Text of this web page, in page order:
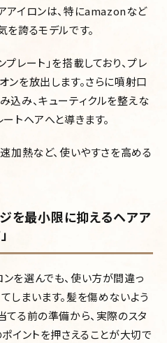
アイロンは、特にamazonなど
を誇るモデルです。
レート」を搭載しており、プレ
ンを放出します。さらに噴射口
込み、キューティクルを整えな
トヘアへと導きます。
加熱など、使いやすさを高める
を最小限に抑えるヘアア
を選んでも、使い方が間違っ
しまいます。髪を傷めないよう
てる前の準備から、実際のスタ
イントを押さえることが大切で